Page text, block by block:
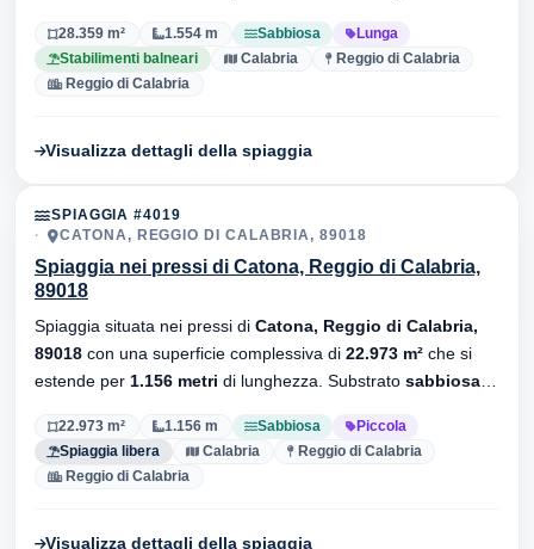
28.359 m² 1.554 m Sabbiosa
Lunga
Stabilimenti balneari
Calabria
Reggio di Calabria
Reggio di Calabria
Visualizza dettagli della spiaggia
SPIAGGIA #4019
CATONA, REGGIO DI CALABRIA, 89018
Spiaggia nei pressi di Catona, Reggio di Calabria,
89018
Spiaggia situata nei pressi di Catona, Reggio di Calabria,
89018 con una superficie complessiva di 22.973 m² che si
estende per 1.156 metri di lunghezza. Substrato sabbiosa
22.973 m² 1.156 m Sabbiosa
Piccola
Spiaggia libera
Calabria
Reggio di Calabria
Reggio di Calabria
Visualizza dettagli della spiaggia